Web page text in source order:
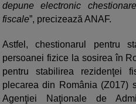
depune electronic
fiscale”, precizează ANAF.
Astfel, chestionarul pentru
persoanei fizice la sosirea în
pentru stabilirea rezidenţei
plecarea din România (Z017)
Agenţiei Naţionale de